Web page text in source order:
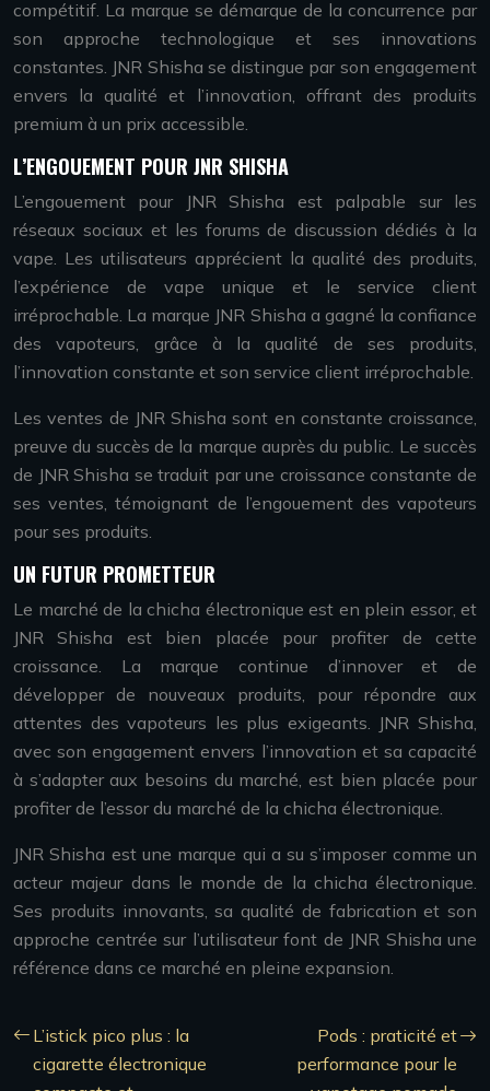
compétitif. La marque se démarque de la concurrence par
son approche technologique et ses innovations
constantes. JNR Shisha se distingue par son engagement
envers la qualité et l’innovation, offrant des produits
premium à un prix accessible.
L’ENGOUEMENT POUR JNR SHISHA
L’engouement pour JNR Shisha est palpable sur les
réseaux sociaux et les forums de discussion dédiés à la
vape. Les utilisateurs apprécient la qualité des produits,
l’expérience de vape unique et le service client
irréprochable. La marque JNR Shisha a gagné la confiance
des vapoteurs, grâce à la qualité de ses produits,
l’innovation constante et son service client irréprochable.
Les ventes de JNR Shisha sont en constante croissance,
preuve du succès de la marque auprès du public. Le succès
de JNR Shisha se traduit par une croissance constante de
ses ventes, témoignant de l’engouement des vapoteurs
pour ses produits.
UN FUTUR PROMETTEUR
Le marché de la chicha électronique est en plein essor, et
JNR Shisha est bien placée pour profiter de cette
croissance. La marque continue d’innover et de
développer de nouveaux produits, pour répondre aux
attentes des vapoteurs les plus exigeants. JNR Shisha,
avec son engagement envers l’innovation et sa capacité
à s’adapter aux besoins du marché, est bien placée pour
profiter de l’essor du marché de la chicha électronique.
JNR Shisha est une marque qui a su s’imposer comme un
acteur majeur dans le monde de la chicha électronique.
Ses produits innovants, sa qualité de fabrication et son
approche centrée sur l’utilisateur font de JNR Shisha une
référence dans ce marché en pleine expansion.
L’istick pico plus : la
cigarette électronique
Pods : praticité et
performance pour le